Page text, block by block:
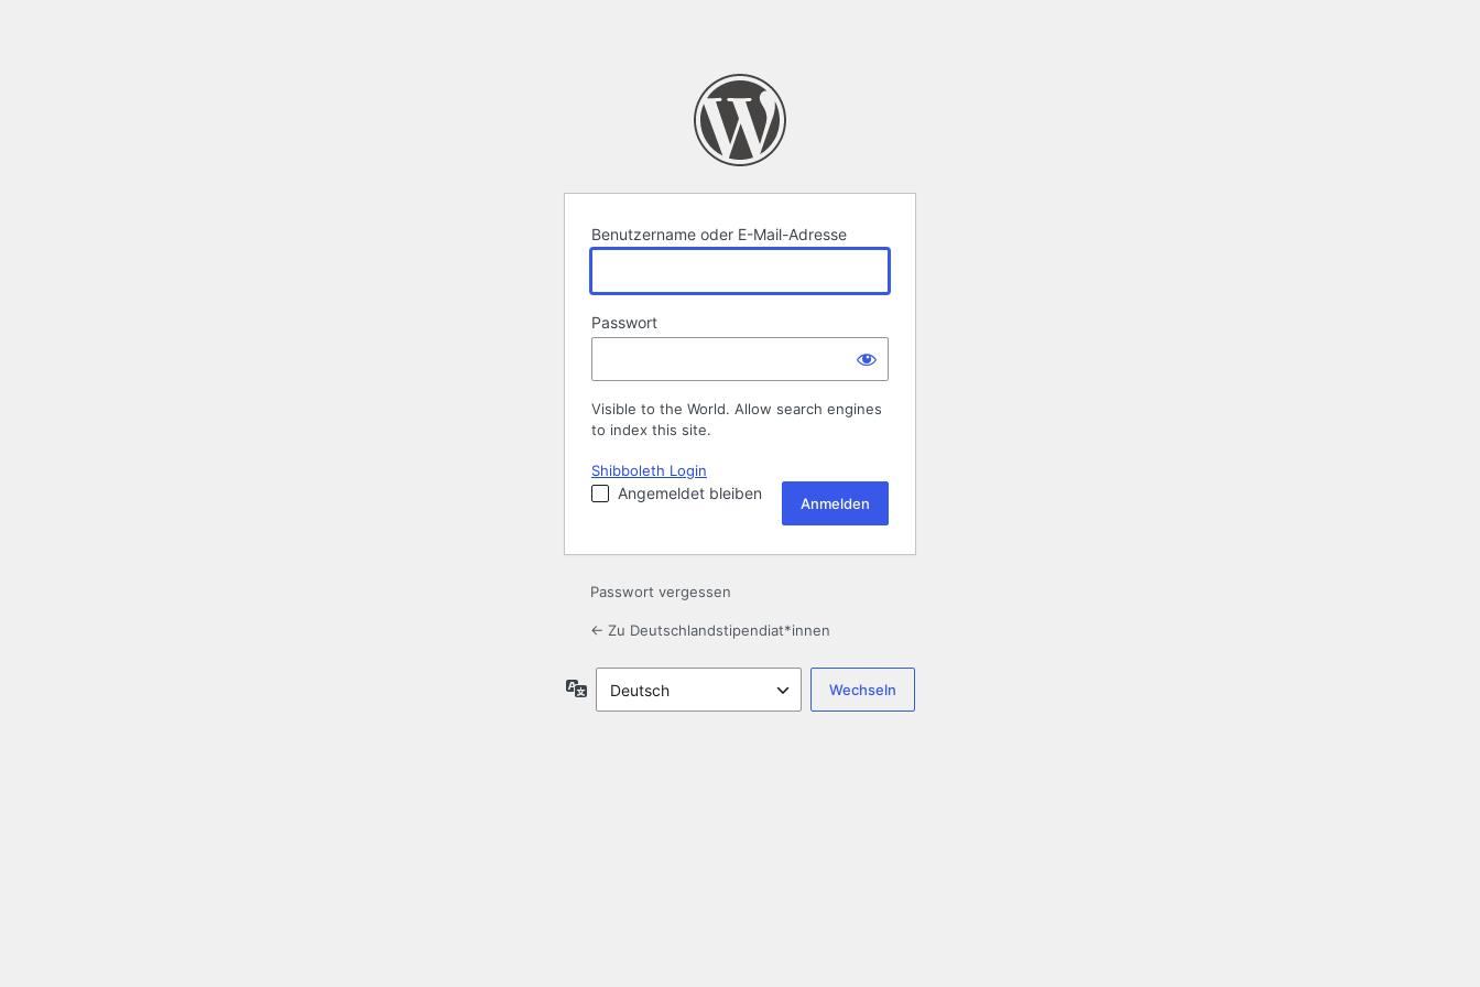
Benutzername oder E-Mail-Adresse
Passwort
Visible to the World. Allow search engines
to index this site.
Shibboleth Login
Angemeldet bleiben
Passwort vergessen
← Zu Deutschlandstipendiat*innen
Sprache